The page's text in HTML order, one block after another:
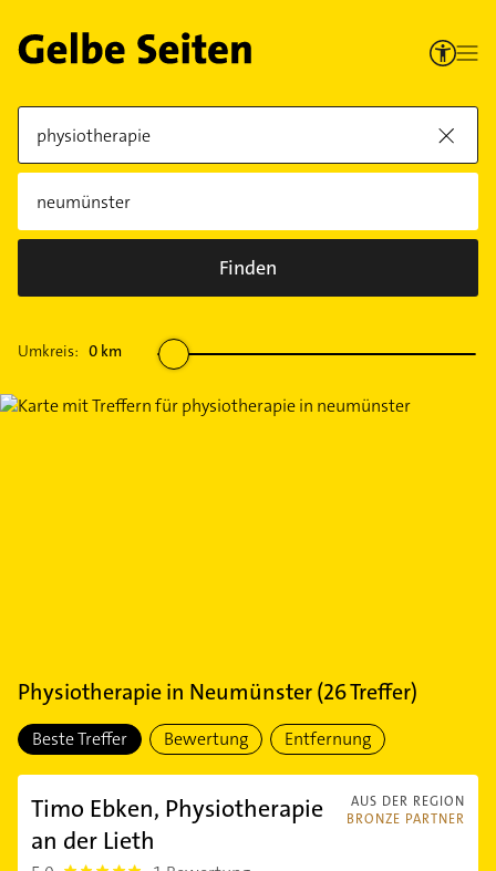
Finden
Umkreis: 0 km
Physiotherapiein Neumünster(26Treffer)
Beste Treffer Bewertung Entfernung
AUS DER REGION
BRONZE PARTNER
Timo Ebken, Physiotherapie
an der Lieth